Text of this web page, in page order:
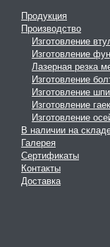
Продукция
Производство
Изготовление
Изготовление
Лазерная резка
Изготовление
Изготовление
Изготовление гаек
Изготовление
В наличии на
Галерея
Сертификаты
Контакты
Доставка